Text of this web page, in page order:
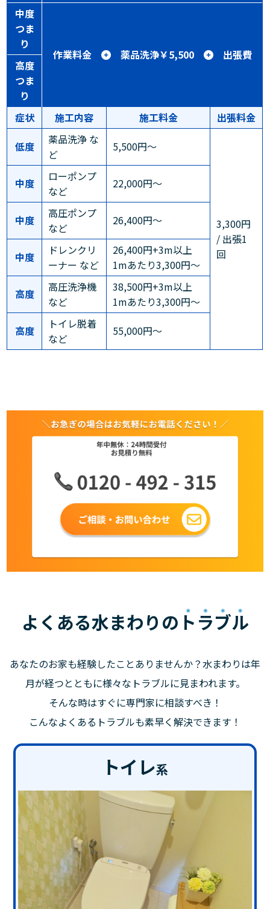
中度
つま
り
作業料金 薬品洗浄￥5,500 出張費
高度
つま
り
症状
施工内容 施工料金
出張料金
低度
薬品洗浄 な
ど
5,500円～
3,300円
/ 出張1
回
中度
ローポンプ
など
22,000円～
中度
高圧ポンプ
など
26,400円～
中度
ドレンクリ
ーナー など
26,400円+3m以上
1mあたり3,300円～
高度
高圧洗浄機
など
38,500円+3m以上
1mあたり3,300円～
高度
トイレ脱着
など
55,000円～
よくある水まわりの トラブル
あなたのお家も経験したことありませんか？水まわりは年
月が経つとともに様々なトラブルに見まわれます。
そんな時はすぐに専門家に相談すべき！
こんなよくあるトラブルも素早く解決できます！
トイレ系